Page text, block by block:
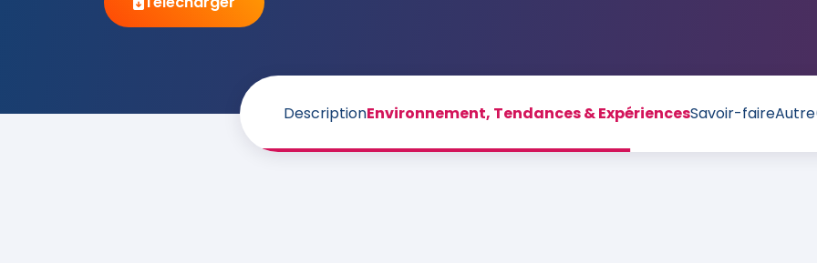
DescriptionEnvironnement, Tendances & ExpériencesSavoir-faire